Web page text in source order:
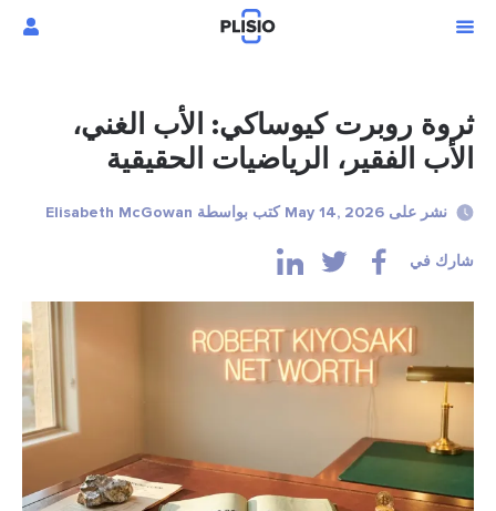
ثروة روبرت كيوساكي: الأب الغني،
الأب الفقير، الرياضيات الحقيقية
نشر على May 14, 2026 كتب بواسطة Elisabeth McGowan
شارك في